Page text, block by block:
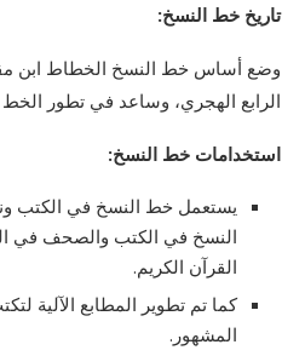
تاريخ خط النسخ:
وضع أساس خط النسخ الخطاط ابن
الرابع الهجري، وساعد في تطور الخط
استخدامات خط النسخ:
يستعمل خط النسخ في الكتب
النسخ في الكتب والصحف في
القرآن الكريم.
كما تم تطوير المطابع الآلية
المشهور.